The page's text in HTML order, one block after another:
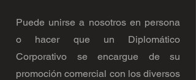
Puede unirse a nosotros en persona
o hacer que un Diplomático
Corporativo se encargue de su
promoción comercial con los diversos